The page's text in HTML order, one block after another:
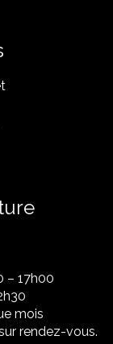
– 17h00
mois
rendez-vous.